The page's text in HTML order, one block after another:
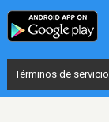
Términos de servicio